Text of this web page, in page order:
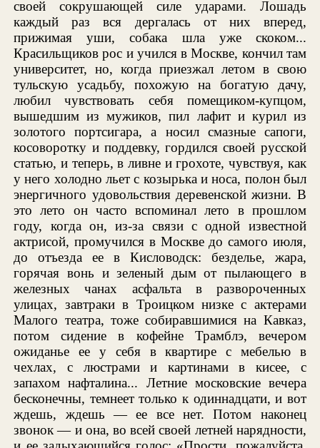
своей сокрушающей силе ударами. Лошадь
каждый раз вся дергалась от них вперед,
прижимая уши, собака шла уже скоком...
Красильщиков рос и учился в Москве, кончил там
университет, но, когда приезжал летом в свою
тульскую усадьбу, похожую на богатую дачу,
любил чувствовать себя помещиком-купцом,
вышедшим из мужиков, пил лафит и курил из
золотого портсигара, а носил смазные сапоги,
косоворотку и поддевку, гордился своей русской
статью, и теперь, в ливне и грохоте, чувствуя, как
у него холодно льет с козырька и носа, полон был
энергичного удовольствия деревенской жизни. В
это лето он часто вспоминал лето в прошлом
году, когда он, из-за связи с одной известной
актрисой, промучился в Москве до самого июля,
до отъезда ее в Кисловодск: безделье, жара,
горячая вонь и зеленый дым от пылающего в
железных чанах асфальта в развороченных
улицах, завтраки в Троицком низке с актерами
Малого театра, тоже собиравшимися на Кавказ,
потом сидение в кофейне Трамблэ, вечером
ожиданье ее у себя в квартире с мебелью в
чехлах, с люстрами и картинами в кисее, с
запахом нафталина... Летние московские вечера
бесконечны, темнеет только к одиннадцати, и вот
ждешь, ждешь — ее все нет. Потом наконец
звонок — и она, во всей своей летней нарядности,